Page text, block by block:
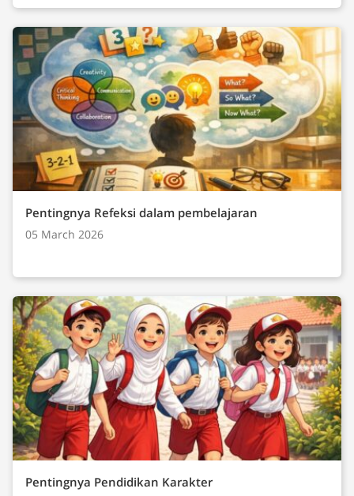
Pentingnya Refeksi dalam pembelajaran
05 March 2026
Pentingnya Pendidikan Karakter